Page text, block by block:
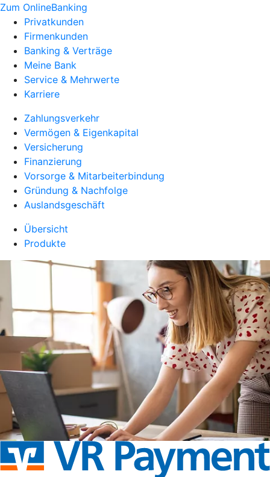
Zum OnlineBanking
Privatkunden
Firmenkunden
Banking & Verträge
Meine Bank
Service & Mehrwerte
Karriere
Zahlungsverkehr
Vermögen & Eigenkapital
Versicherung
Finanzierung
Vorsorge & Mitarbeiterbindung
Gründung & Nachfolge
Auslandsgeschäft
Übersicht
Produkte